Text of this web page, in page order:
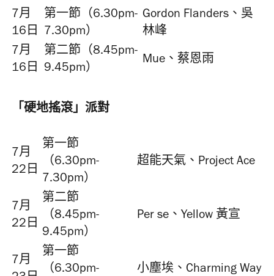
7月
16日
第一節（6.30pm-
7.30pm）
Gordon Flanders、吳
林峰
7月
16日
第二節（8.45pm-
9.45pm）
Mue、蔡恩雨
「硬地搖滾」派對
7月
22日
第一節
（6.30pm-
7.30pm）
超能天氣、Project Ace
7月
22日
第二節
（8.45pm-
9.45pm）
Per se、Yellow 黃宣
7月
第一節
（6.30pm-
小塵埃、Charming Way